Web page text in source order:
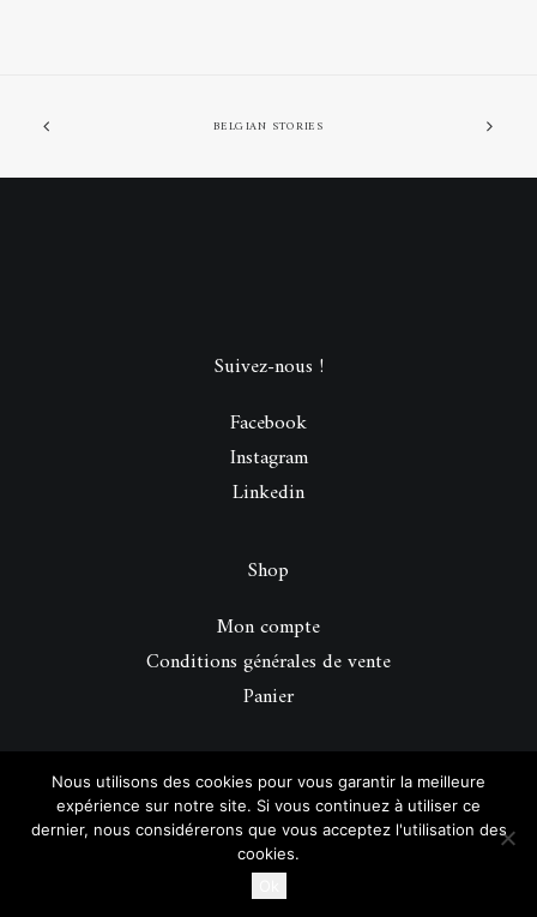
BELGIAN STORIES
© 2026 Be Perfect Magazine.| Tous droits réservés.
Suivez-nous !
Facebook
Instagram
Linkedin
Shop
Mon compte
Conditions générales de vente
Panier
Nous utilisons des cookies pour vous garantir la meilleure
expérience sur notre site. Si vous continuez à utiliser ce
dernier, nous considérerons que vous acceptez l'utilisation des
cookies.